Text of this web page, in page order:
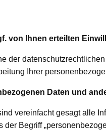
von Ihnen erteilten
der
Ihrer
Daten und
vereinfacht gesagt alle
der Begriff